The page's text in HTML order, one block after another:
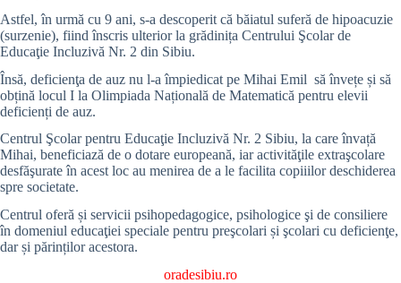
Astfel, în urmă cu 9 ani, s-a descoperit că băiatul suferă de hipoacuzie
(surzenie), fiind înscris ulterior la grădinița Centrului Şcolar de
Educaţie Incluzivă Nr. 2 din Sibiu.
Însă, deficienţa de auz nu l-a împiedicat pe Mihai Emil să învețe și să
obțină locul I la Olimpiada Națională de Matematică pentru elevii
deficienți de auz.
Centrul Şcolar pentru Educaţie Incluzivă Nr. 2 Sibiu, la care învață
Mihai, beneficiază de o dotare europeană, iar activităţile extraşcolare
desfăşurate în acest loc au menirea de a le facilita copiiilor deschiderea
spre societate.
Centrul oferă și servicii psihopedagogice, psihologice şi de consiliere
în domeniul educaţiei speciale pentru preşcolari și şcolari cu deficienţe,
dar și părinților acestora.
oradesibiu.ro